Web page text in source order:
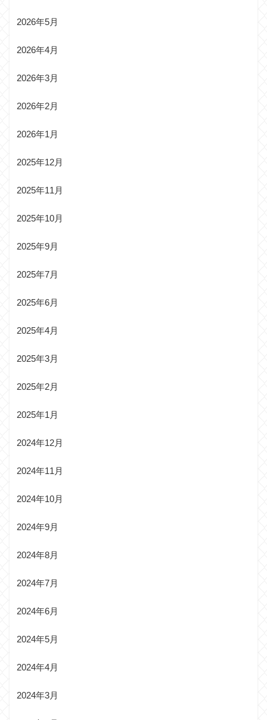
2026年5月
2026年4月
2026年3月
2026年2月
2026年1月
2025年12月
2025年11月
2025年10月
2025年9月
2025年7月
2025年6月
2025年4月
2025年3月
2025年2月
2025年1月
2024年12月
2024年11月
2024年10月
2024年9月
2024年8月
2024年7月
2024年6月
2024年5月
2024年4月
2024年3月